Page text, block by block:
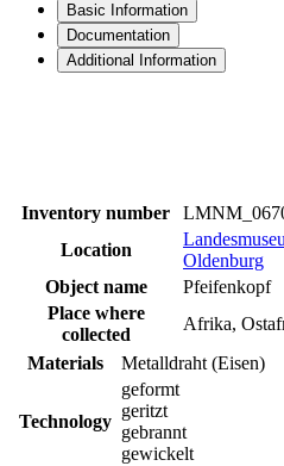
Basic Information
Documentation
Additional Information
Inventory number
Location
Oldenburg
Object name
Pfeifenkopf
Place where
collected
Afrika,
Materials
Metalldraht (Eisen)
Technology
geformt
geritzt
gebrannt
gewickelt